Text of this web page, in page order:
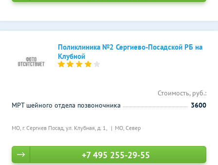
Поликлиника №2 Сергиево-Посадской РБ на
Клубной
МО, г. Сергиев Посад, ул. Клубная, д. 1, МО, Север
Стоимость, руб.:
МРТ шейного отдела позвоночника
3600
+7 495 255-29-55